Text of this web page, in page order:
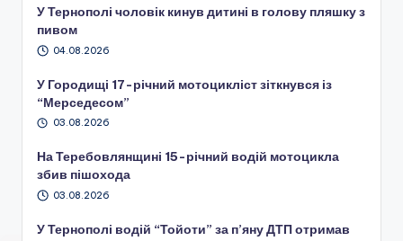
У Тернополі чоловік кинув дитині в голову пляшку з
пивом
04.08.2026
У Городищі 17-річний мотоцикліст зіткнувся із
“Мерседесом”
03.08.2026
На Теребовлянщині 15-річний водій мотоцикла
збив пішохода
03.08.2026
У Тернополі водій “Тойоти” за п’яну ДТП отримав